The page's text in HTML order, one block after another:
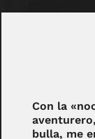
Con la
bulla, me